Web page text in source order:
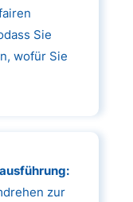
Sie
wofür Sie
zur